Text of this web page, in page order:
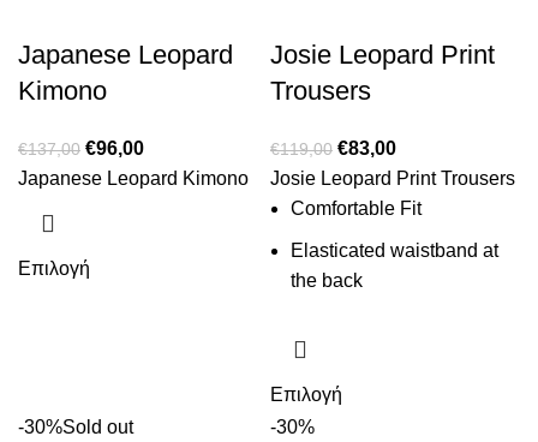
Japanese Leopard
Kimono
€137,00 €96,00
Japanese Leopard Kimono
Επιλογή
Josie Leopard Print
Trousers
€119,00 €83,00
Josie Leopard Print Trousers
Comfortable Fit
Elasticated waistband at
the back
Επιλογή
-30%Sold out -30%